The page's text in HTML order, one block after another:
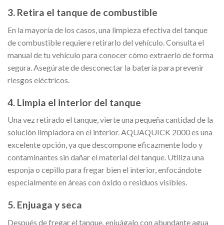
3. Retira el tanque de combustible
En la mayoría de los casos, una limpieza efectiva del tanque
de combustible requiere retirarlo del vehículo. Consulta el
manual de tu vehículo para conocer cómo extraerlo de forma
segura. Asegúrate de desconectar la batería para prevenir
riesgos eléctricos.
4. Limpia el interior del tanque
Una vez retirado el tanque, vierte una pequeña cantidad de la
solución limpiadora en el interior. AQUAQUICK 2000 es una
excelente opción, ya que descompone eficazmente lodo y
contaminantes sin dañar el material del tanque. Utiliza una
esponja o cepillo para fregar bien el interior, enfocándote
especialmente en áreas con óxido o residuos visibles.
5. Enjuaga y seca
Después de fregar el tanque, enjuágalo con abundante agua